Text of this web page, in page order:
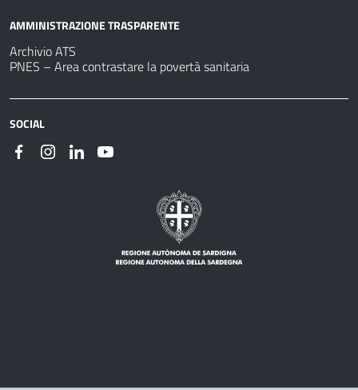
AMMINISTRAZIONE TRASPARENTE
Archivio ATS
PNES – Area contrastare la povertà sanitaria
SOCIAL